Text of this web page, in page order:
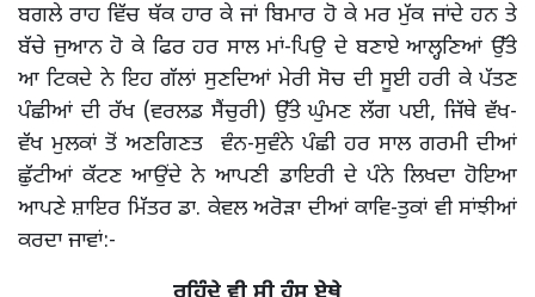
ਬਗਲੇ ਰਾਹ ਵਿੱਚ ਥੱਕ ਹਾਰ ਕੇ ਜਾਂ ਬਿਮਾਰ ਹੋ ਕੇ ਮਰ ਮੁੱਕ ਜਾਂਦੇ ਹਨ ਤੇ
ਬੱਚੇ ਜੁਆਨ ਹੋ ਕੇ ਫਿਰ ਹਰ ਸਾਲ ਮਾਂ-ਪਿਉ ਦੇ ਬਣਾਏ ਆਲ੍ਹਣਿਆਂ ਉੱਤੇ
ਆ ਟਿਕਦੇ ਨੇ ਇਹ ਗੱਲਾਂ ਸੁਣਦਿਆਂ ਮੇਰੀ ਸੋਚ ਦੀ ਸੂਈ ਹਰੀ ਕੇ ਪੱਤਣ
ਪੰਛੀਆਂ ਦੀ ਰੱਖ (ਵਰਲਡ ਸੈਂਚੁਰੀ) ਉੱਤੇ ਘੁੰਮਣ ਲੱਗ ਪਈ, ਜਿੱਥੇ ਵੱਖ-
ਵੱਖ ਮੁਲਕਾਂ ਤੋਂ ਅਣਗਿਣਤ ਵੰਨ-ਸੁਵੰਨੇ ਪੰਛੀ ਹਰ ਸਾਲ ਗਰਮੀ ਦੀਆਂ
ਛੁੱਟੀਆਂ ਕੱਟਣ ਆਉਂਦੇ ਨੇ ਆਪਣੀ ਡਾਇਰੀ ਦੇ ਪੰਨੇ ਲਿਖਦਾ ਹੋਇਆ
ਆਪਣੇ ਸ਼ਾਇਰ ਮਿੱਤਰ ਡਾ. ਕੇਵਲ ਅਰੋੜਾ ਦੀਆਂ ਕਾਵਿ-ਤੁਕਾਂ ਵੀ ਸਾਂਝੀਆਂ
ਕਰਦਾ ਜਾਵਾਂ:-